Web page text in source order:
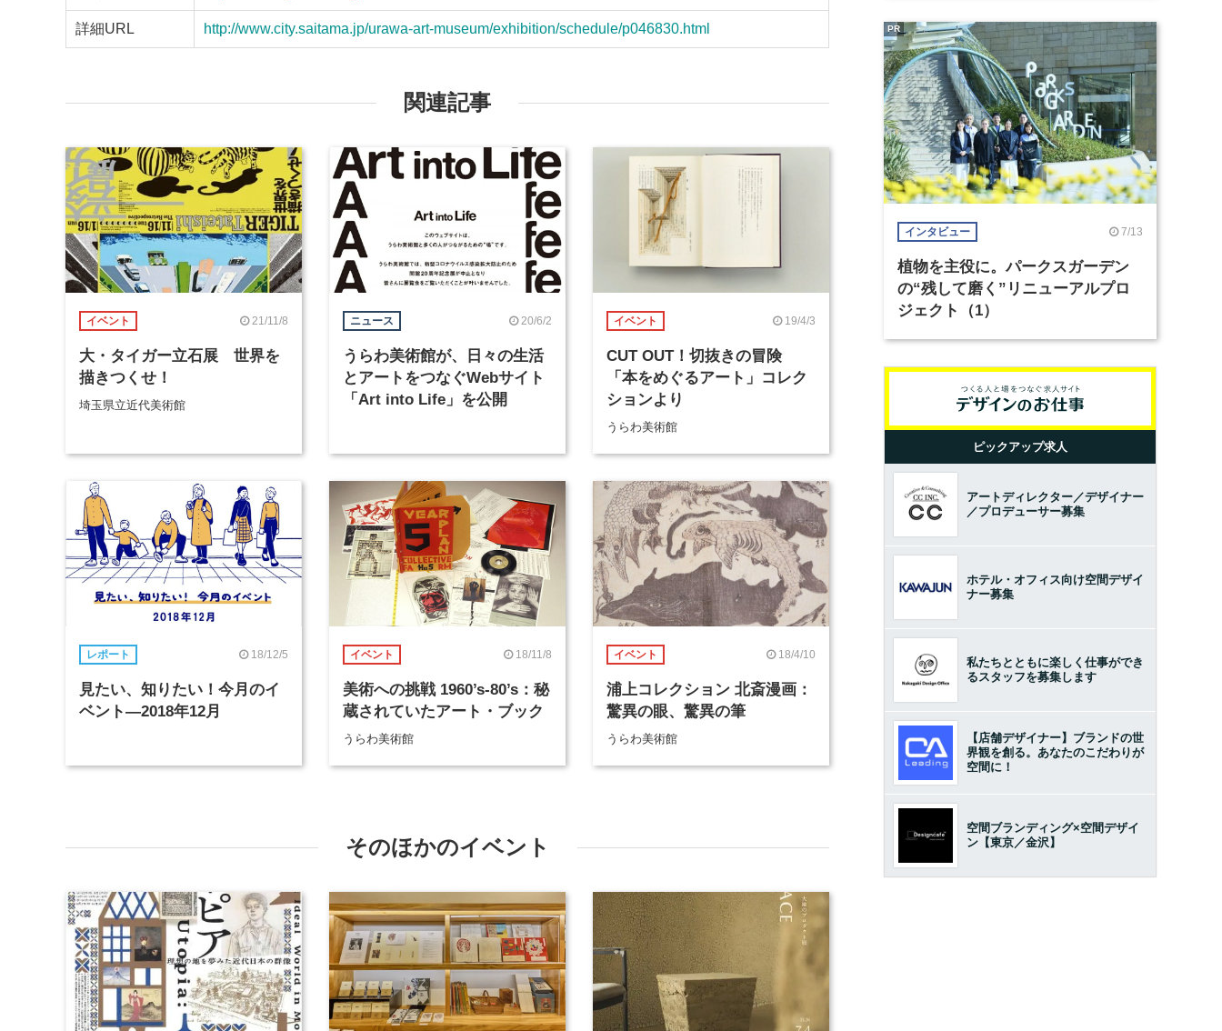
詳細URL http://www.city.saitama.jp/urawa-art-museum/exhibition/schedule/p046830.html
関連記事
イベント 21/11/8
大・タイガー立石展 世界を
描きつくせ！
埼玉県立近代美術館
ニュース 20/6/2
うらわ美術館が、日々の生活
とアートをつなぐWebサイト
「Art into Life」を公開
イベント 19/4/3
CUT OUT！切抜きの冒険
「本をめぐるアート」コレク
ションより
うらわ美術館
レポート 18/12/5
見たい、知りたい！今月のイ
ベント―2018年12月
イベント 18/11/8
美術への挑戦 1960’s-80’s：秘
蔵されていたアート・ブック
うらわ美術館
イベント 18/4/10
浦上コレクション 北斎漫画：
驚異の眼、驚異の筆
うらわ美術館
そのほかのイベント
インタビュー 7/13
植物を主役に。パークスガーデン
の“残して磨く”リニューアルプロ
ジェクト（1）
PR
ピックアップ求人
アートディレクター／デザイナー
／プロデューサー募集
ホテル・オフィス向け空間デザイ
ナー募集
私たちとともに楽しく仕事ができ
るスタッフを募集します
【店舗デザイナー】ブランドの世
界観を創る。あなたのこだわりが
空間に！
空間ブランディング×空間デザイ
ン【東京／金沢】